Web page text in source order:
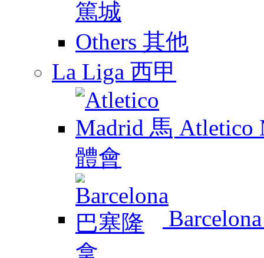
Others 其他
La Liga 西甲
Atletico